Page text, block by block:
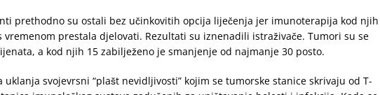
prethodno su ostali bez učinkovitih opcija liječenja jer imunoterapija kod njih
vremenom prestala djelovati. Rezultati su iznenadili istraživače. Tumori su se
a kod njih 15 zabilježeno je smanjenje od najmanje 30 posto.
uklanja svojevrsni “plašt nevidljivosti” kojim se tumorske stanice skrivaju od T-